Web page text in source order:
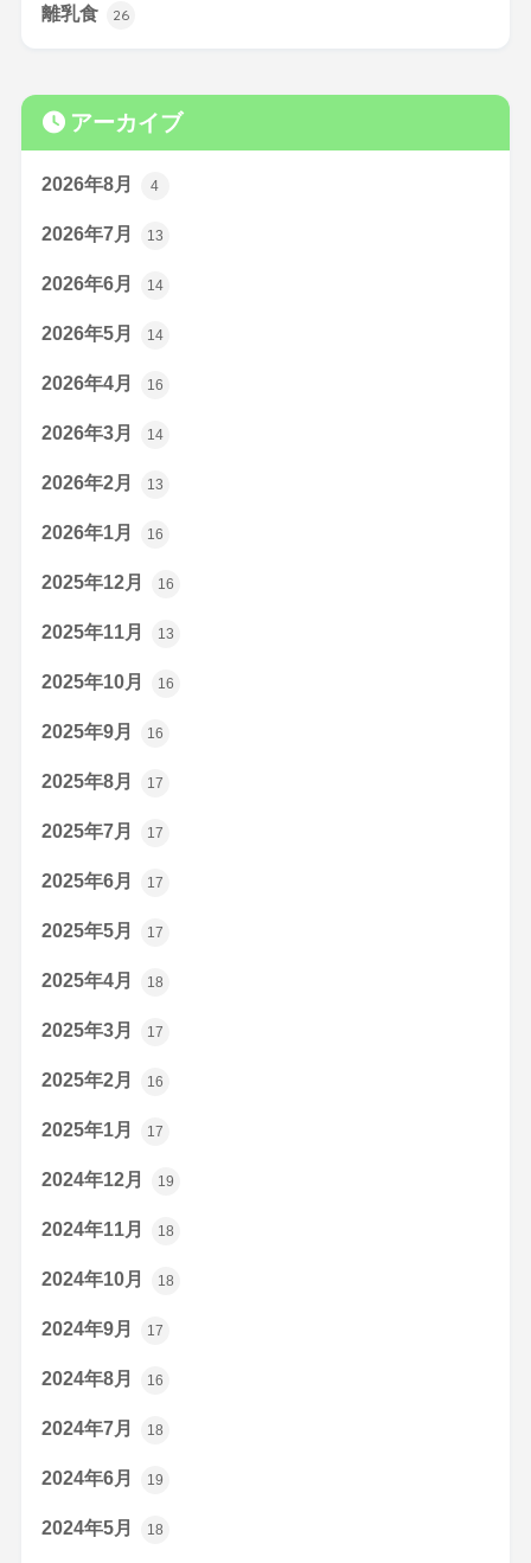
離乳食 26
アーカイブ
2026年8月 4
2026年7月 13
2026年6月 14
2026年5月 14
2026年4月 16
2026年3月 14
2026年2月 13
2026年1月 16
2025年12月 16
2025年11月 13
2025年10月 16
2025年9月 16
2025年8月 17
2025年7月 17
2025年6月 17
2025年5月 17
2025年4月 18
2025年3月 17
2025年2月 16
2025年1月 17
2024年12月 19
2024年11月 18
2024年10月 18
2024年9月 17
2024年8月 16
2024年7月 18
2024年6月 19
2024年5月 18